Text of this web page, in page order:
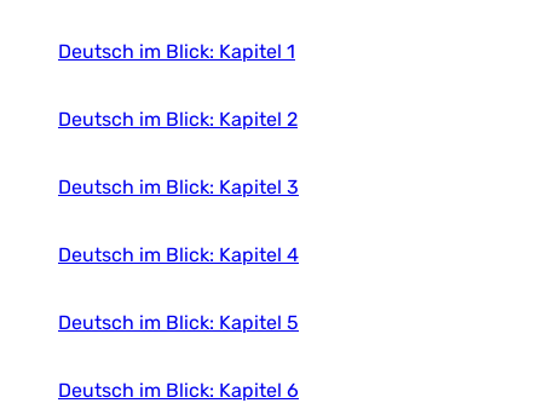
Deutsch im Blick: Kapitel 1
Deutsch im Blick: Kapitel 2
Deutsch im Blick: Kapitel 3
Deutsch im Blick: Kapitel 4
Deutsch im Blick: Kapitel 5
Deutsch im Blick: Kapitel 6